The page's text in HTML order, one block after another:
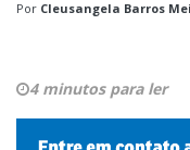
Por Cleusangela Barros
4 minutos para ler